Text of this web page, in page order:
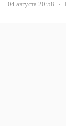
04 августа 20:58